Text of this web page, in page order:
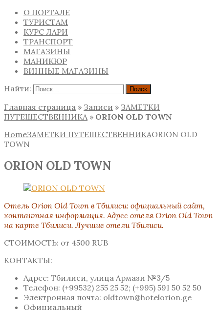
О ПОРТАЛЕ
ТУРИСТАМ
КУРС ЛАРИ
ТРАНСПОРТ
МАГАЗИНЫ
МАНИКЮР
ВИННЫЕ МАГАЗИНЫ
Найти:
Главная страница » Записи » ЗАМЕТКИ
ПУТЕШЕСТВЕННИКА » ORION OLD TOWN
HomeЗАМЕТКИ ПУТЕШЕСТВЕННИКАORION OLD
TOWN
ORION OLD TOWN
Отель Orion Old Town в Тбилиси: официальный сайт,
контактная информация. Адрес отеля Orion Old Town
на карте Тбилиси. Лучшие отели Тбилиси.
СТОИМОСТЬ: от 4500 RUB
КОНТАКТЫ:
Адрес: Тбилиси, улица Армази №3/5
Телефон: (+99532) 255 25 52; (+995) 591 50 52 50
Электронная почта: oldtown@hotelorion.ge
Официальный